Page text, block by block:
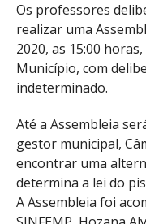
Os professores
realizar uma
2020, as 15:00
Município, com
indeterminado.
Até a Assembleia
gestor municipal,
encontrar uma
determina a lei do
A Assembleia foi